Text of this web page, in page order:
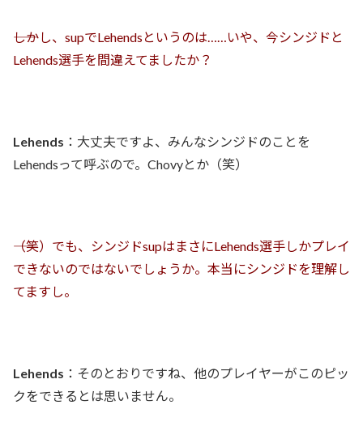
――しかし、supでLehendsというのは……いや、今シンジドと
Lehends選手を間違えてましたか？
Lehends ：大丈夫ですよ、みんなシンジドのことを
Lehendsって呼ぶので。Chovyとか（笑）
――（笑）でも、シンジドsupはまさにLehends選手しかプレイ
できないのではないでしょうか。本当にシンジドを理解し
てますし。
Lehends ：そのとおりですね、他のプレイヤーがこのピッ
クをできるとは思いません。